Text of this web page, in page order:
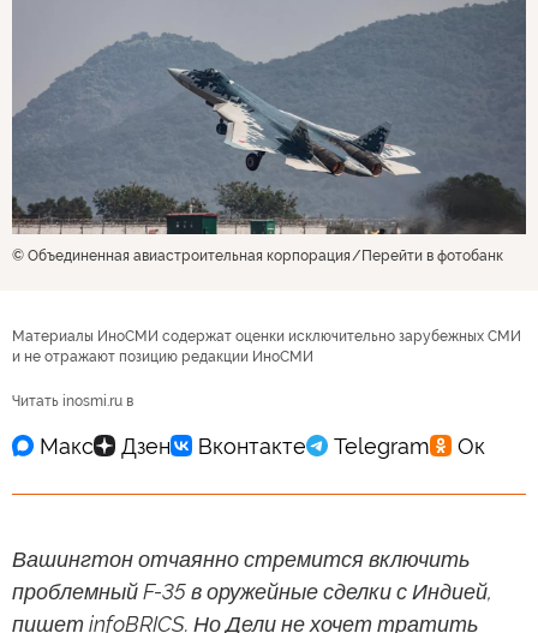
© Объединенная авиастроительная корпорация Перейти в фотобанк
Материалы ИноСМИ содержат оценки исключительно зарубежных СМИ
и не отражают позицию редакции ИноСМИ
Читать inosmi.ru в
Вашингтон отчаянно стремится включить
проблемный F-35 в оружейные сделки с Индией,
пишет infoBRICS. Но Дели не хочет тратить